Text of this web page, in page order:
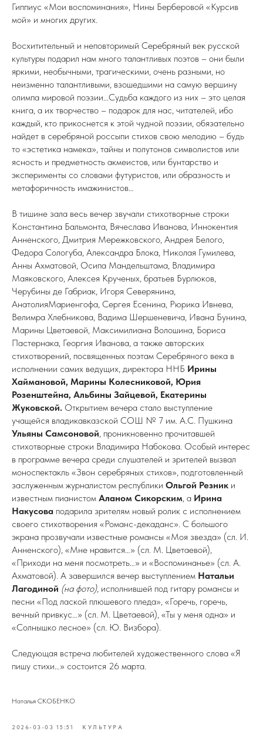
Гиппиус «Мои воспоминания», Нины Берберовой «Курсив
мой» и многих других.
Восхитительный и неповторимый Серебряный век русской
культуры подарил нам много талантливых поэтов – они были
яркими, необычными, трагическими, очень разными, но
неизменно талантливыми, взошедшими на самую вершину
олимпа мировой поэзии…Судьба каждого из них – это целая
книга, а их творчество – подарок для нас, читателей, ибо
каждый, кто прикоснется к этой чудной поэзии, обязательно
найдет в серебряной россыпи стихов свою мелодию – будь
то «эстетика намека», тайны и полутонов символистов или
ясность и предметность акмеистов, или бунтарство и
эксперименты со словами футуристов, или образность и
метафоричность имажинистов…
В тишине зала весь вечер звучали стихотворные строки
Константина Бальмонта, Вячеслава Иванова, Иннокентия
Анненского, Дмитрия Мережковского, Андрея Белого,
Федора Сологуба, Александра Блока, Николая Гумилева,
Анны Ахматовой, Осипа Мандельштама, Владимира
Маяковского, Алексея Крученых, братьев Бурлюков,
Черубины де Габриак, Игоря Северянина,
АнатолияМариенгофа, Сергея Есенина, Рюрика Ивнева,
Велимра Хлебникова, Вадима Шершеневича, Ивана Бунина,
Марины Цветаевой, Максимилиана Волошина, Бориса
Пастернака, Георгия Иванова, а также авторских
стихотворений, посвященных поэтам Серебряного века в
исполнении самих ведущих, директора ННБ Ирины
Хаймановой, Марины Колесниковой, Юрия
Розенштейна, Альбины Зайцевой, Екатерины
Жуковской. Открытием вечера стало выступление
учащейся владикавказской СОШ № 7 им. А.С. Пушкина
Ульяны Самсоновой, проникновенно прочитавшей
стихотворные строки Владимира Набокова. Особый интерес
в программе вечера среди слушателей и зрителей вызвал
моноспектакль «Звон серебряных стихов», подготовленный
заслуженным журналистом республики Ольгой Резник и
известным пианистом Аланом Сикорским, а Ирина
Накусова подарила зрителям новый ролик с исполнением
своего стихотворения «Романс-декаданс». С большого
экрана прозвучали известные романсы «Моя звезда» (сл. И.
Анненского), «Мне нравится…» (сл. М. Цветаевой),
«Приходи на меня посмотреть…» и «Воспоминанье» (сл. А.
Ахматовой). А завершился вечер выступлением Натальи
Лагодиной (на фото), исполнившей под гитару романсы и
песни «Под лаской плюшевого пледа», «Горечь, горечь,
вечный привкус…» (сл. М. Цветаевой), «Ты у меня одна» и
«Солнышко лесное» (сл. Ю. Визбора).
Следующая встреча любителей художественного слова «Я
пишу стихи…» состоится 26 марта.
Наталья СКОБЕНКО
2026-03-03 15:51 КУЛЬТУРА